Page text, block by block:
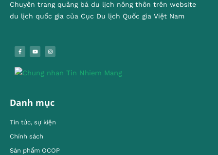
Chuyên trang quảng bá du lịch nông thôn trên website
du lịch quốc gia của Cục Du lịch Quốc gia Việt Nam
Danh mục
Tin tức, sự kiện
Chính sách
Sản phẩm OCOP